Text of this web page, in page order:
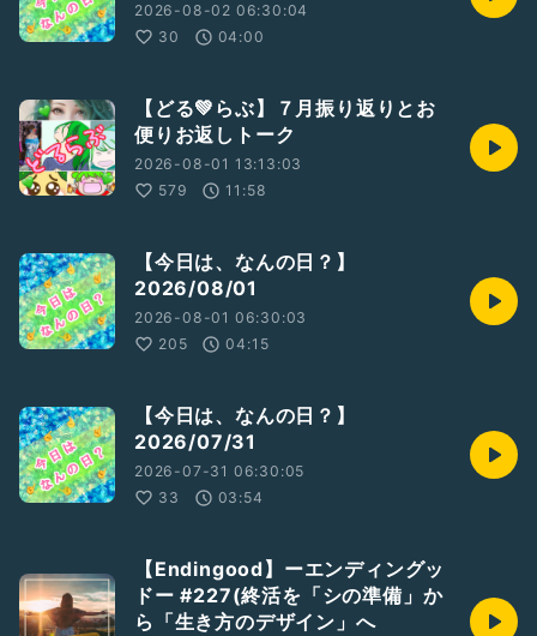
《ご報告》
目の前のことを1個ずつ
トライ&エラー繰り返す毎日…
だいぶ食べる量が増えました
こないだパン粥！成功です✌️
調整中です
デイサービス気に入って
迎えの時間前に座って待ってますꉂ🤭
#Endingood
#エンディングッド
#終活ライフケアプランナー
#終わりよき
#ひとり語り
#豆知識
#裏話 #最近学んだ知識を披露する
2026-08-02 06:30:04
30
04:00
【どる💚らぶ】７月振り返りとお
便りお返しトーク
2026-08-01 13:13:03
579
11:58
【今日は、なんの日？】
2026/08/01
2026-08-01 06:30:03
205
04:15
【今日は、なんの日？】
2026/07/31
2026-07-31 06:30:05
33
03:54
【Endingood】ーエンディングッ
ドー #227(終活を「シの準備」か
ら「生き方のデザイン」へ